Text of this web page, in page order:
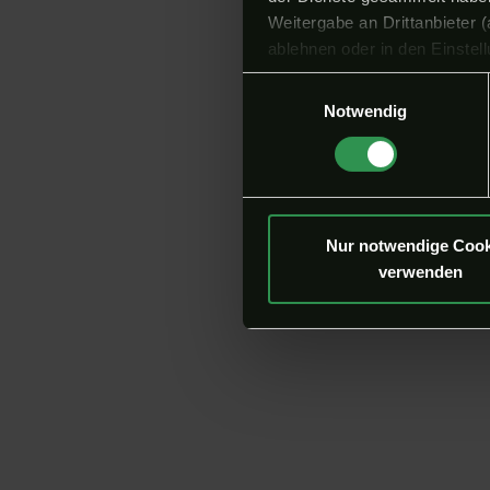
Weitergabe an Drittanbieter
ablehnen oder in den
Notwendig
Nur notwendige
verwenden